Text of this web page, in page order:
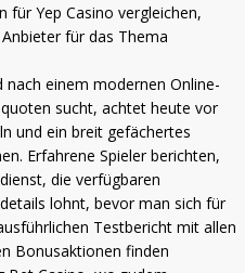
für Yep Casino vergleichen,
für das Thema
einem modernen Online-
sucht, achtet heute vor
und ein breit gefächertes
Erfahrene Spieler berichten,
die verfügbaren
lohnt, bevor man sich für
Testbericht mit allen
Bonusaktionen finden